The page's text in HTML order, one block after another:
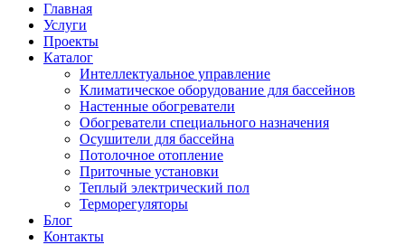
Главная
Услуги
Проекты
Каталог
Интеллектуальное управление
Климатическое оборудование для бассейнов
Настенные обогреватели
Обогреватели специального назначения
Осушители для бассейна
Потолочное отопление
Приточные установки
Теплый электрический пол
Терморегуляторы
Блог
Контакты